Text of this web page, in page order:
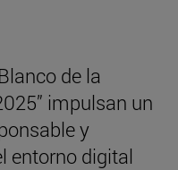
de la
impulsan un
y
entorno digital